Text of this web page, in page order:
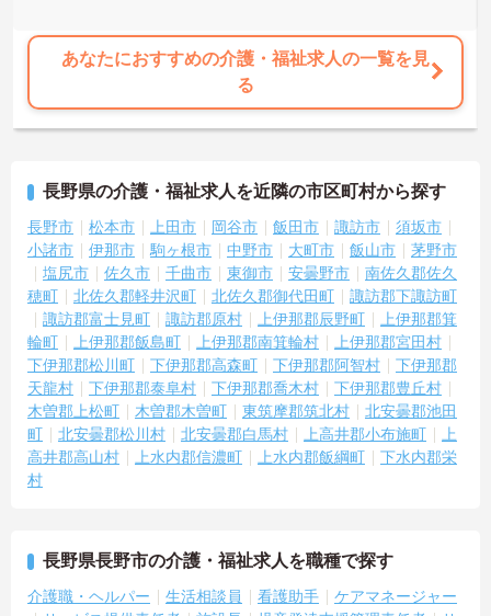
あなたにおすすめの介護・福祉求人の一覧を見
る
長野県の介護・福祉求人を近隣の市区町村から探す
長野市 松本市 上田市 岡谷市 飯田市 諏訪市
須坂市
小諸市
伊那市 駒ヶ根市 中野市 大町市 飯山市
茅野市
塩尻市
佐久市 千曲市 東御市 安曇野市
南佐久郡佐久
穂町
北佐久郡軽井沢町 北佐久郡御代田町
諏訪郡下諏訪町
諏訪郡富士見町
諏訪郡原村 上伊那郡辰野町
上伊那郡箕
輪町
上伊那郡飯島町 上伊那郡南箕輪村
上伊那郡宮田村
下伊那郡松川町
下伊那郡高森町 下伊那郡阿智村
下伊那郡
天龍村
下伊那郡泰阜村 下伊那郡喬木村
下伊那郡豊丘村
木曽郡上松町
木曽郡木曽町 東筑摩郡筑北村
北安曇郡池田
町
北安曇郡松川村 北安曇郡白馬村 上高井郡小布施町
上
高井郡高山村
上水内郡信濃町 上水内郡飯綱町
下水内郡栄
村
長野県長野市の介護・福祉求人を職種で探す
介護職・ヘルパー 生活相談員 看護助手
ケアマネージャー